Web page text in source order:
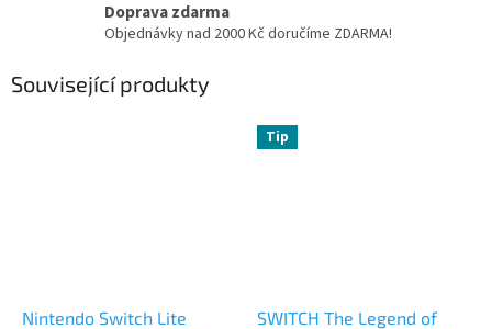
Doprava zdarma
Objednávky nad 2000 Kč doručíme ZDARMA!
Související produkty
Nintendo Switch Lite
Tip
SWITCH The Legend of